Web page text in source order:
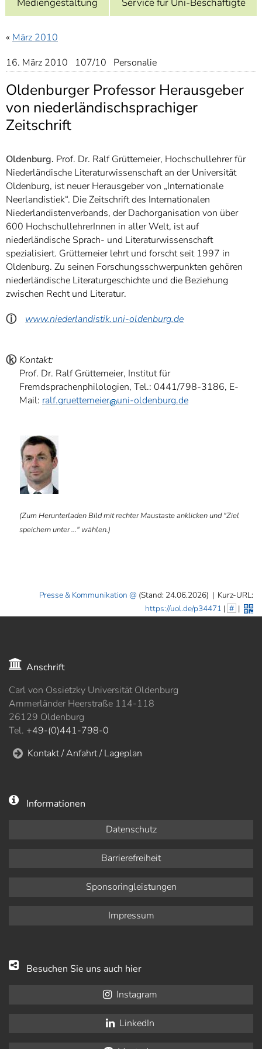
7]
Informationen zur
« März 2010
16. März 2010 107/10 Personalie
Oldenburger Professor Herausgeber
von niederländischsprachiger
Zeitschrift
Oldenburg. Prof. Dr. Ralf Grüttemeier, Hochschullehrer für
Niederländische Literaturwissenschaft an der Universität
Oldenburg, ist neuer Herausgeber von „Internationale
Neerlandistiek“. Die Zeitschrift des Internationalen
Niederlandistenverbands, der Dachorganisation von über
600 HochschullehrerInnen in aller Welt, ist auf
niederländische Sprach- und Literaturwissenschaft
spezialisiert. Grüttemeier lehrt und forscht seit 1997 in
Oldenburg. Zu seinen Forschungsschwerpunkten gehören
niederländische Literaturgeschichte und die Beziehung
zwischen Recht und Literatur.
ⓘ www.niederlandistik.uni-oldenburg.de
ⓚ Kontakt:
Prof. Dr. Ralf Grüttemeier, Institut für
Fremdsprachenphilologien, Tel.: 0441/798-3186, E-
Mail: ralf.gruettemeier uni-oldenburg.de
(Zum Herunterladen Bild mit rechter Maustaste anklicken und "Ziel
speichern unter ..." wählen.)
Presse & Kommunikation (Stand: 24.06.2026) | Kurz-URL:
https://uol.de/p34471 | # |
Anschrift
Carl von Ossietzky Universität Oldenburg
Ammerländer Heerstraße 114-118
26129 Oldenburg
Tel. +49-(0)441-798-0
Kontakt / Anfahrt / Lageplan
Informationen
Datenschutz
Barrierefreiheit
Sponsoringleistungen
Impressum
Besuchen Sie uns auch hier
Instagram
LinkedIn